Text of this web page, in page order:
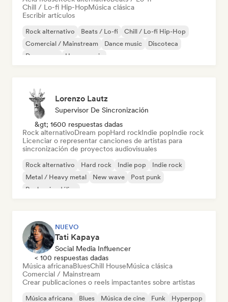
Chill / Lo-fi Hip-HopMúsica clásica
Escribir artículos
Rock alternativo Beats / Lo-fi
Chill / Lo-fi Hip-Hop
Comercial / Mainstream
Dance music
Discoteca
Dream pop
House music
Lorenzo Lautz
Supervisor De Sincronización
&gt; 1600 respuestas dadas
Rock alternativoDream popHard rockIndie popIndie rock
Licenciar o representar canciones de artistas para
sincronización de proyectos audiovisuales
Rock alternativo Hard rock Indie pop
Indie rock
Metal / Heavy metal
New wave
Post punk
Rock psicodélico
NUEVO
Tati Kapaya
Social Media Influencer
< 100 respuestas dadas
Música africanaBluesChill HouseMúsica clásica
Comercial / Mainstream
Crear publicaciones o reels impactantes sobre artistas
Música africana Blues Música de cine Funk Hyperpop